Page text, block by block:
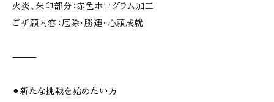
火炎、朱印部分：赤色ホログラム加工
ご祈願内容：厄除・勝運・心願成就
⸻
⚫︎新たな挑戦を始めたい方